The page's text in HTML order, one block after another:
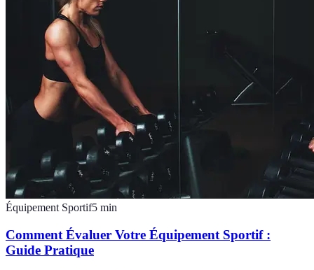
Équipement Sportif5 min
Comment Évaluer Votre Équipement Sportif :
Guide Pratique